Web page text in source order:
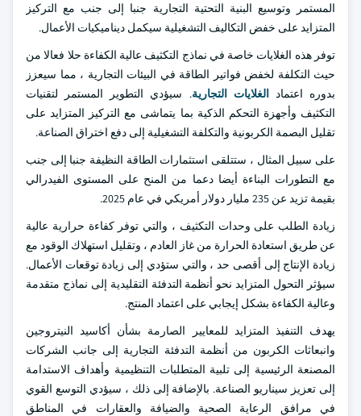
المستمر وتوسيع البنية التحتية التجارية جنبا إلى جنب مع التركيز
المتزايد على خفض التكاليف التشغيلية سيكمل ديناميكيات الأعمال.
توفر هذه الغلايات خاصة في نماذج التكثيف عالية الكفاءة حلا فعالا من
حيث التكلفة لخفض فواتير الطاقة في البيئات التجارية ، مما سيعزز
بدوره اعتمادالغلايات التجارية. سيؤدي التطوير المستمر لتقنيات
التكثيف وأجهزة التحكم الذكية بما يتماشى مع التركيز المتزايد على
تقليل البصمة الكربونية والتكلفة التشغيلية إلى دفع اختراق الصناعة.
على سبيل المثال ، ستتلقى استثمارات الطاقة النظيفة جنبا إلى جنب
مع التطورات البناءة أيضا دعما من المنح على المستوى الفيدرالي
بقيمة تزيد عن 235 مليار دولار أمريكي في عام 2025.
زيادة الطلب على وحدات التكثيف ، والتي توفر كفاءة حرارية عالية
عن طريق استعادة الحرارة من غاز العادم ، وتقليل استهلاك الوقود مع
زيادة الإنتاج إلى أقصى حد ، والتي ستؤدي إلى زيادة توقعات الأعمال.
سيؤثر التحول المتزايد نحو أنظمة التدفئة التقليدية إلى نماذج متقدمة
وعالية الكفاءة بشكل إيجابي على اعتماد المنتج.
يهدف التنفيذ المتزايد للمعايير الصارمة بشأن أكاسيد النيتروجين
وانبعاثات الكربون من أنظمة التدفئة التجارية إلى جانب الشركات
المصنعة الرئيسية إلى تلبية المتطلبات التنظيمية وأهداف الاستدامة
إلى تعزيز سيناريو الصناعة. بالإضافة إلى ذلك ، سيؤدي التوسع القوي
في مرافق الرعاية الصحية والضيافة والعقارات في المناطق